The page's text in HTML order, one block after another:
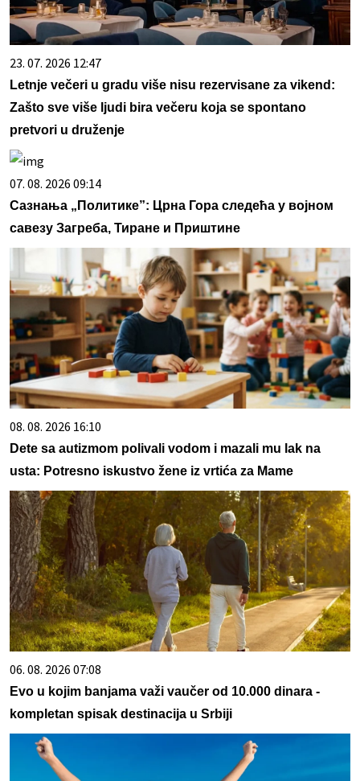
23. 07. 2026 12:47
Letnje večeri u gradu više nisu rezervisane za vikend:
Zašto sve više ljudi bira večeru koja se spontano
pretvori u druženje
07. 08. 2026 09:14
Сазнања „Политике”: Црна Гора следећа у војном
савезу Загреба, Тиране и Приштине
08. 08. 2026 16:10
Dete sa autizmom polivali vodom i mazali mu lak na
usta: Potresno iskustvo žene iz vrtića za Mame
06. 08. 2026 07:08
Evo u kojim banjama važi vaučer od 10.000 dinara -
kompletan spisak destinacija u Srbiji